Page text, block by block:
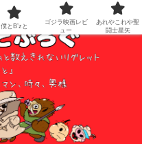
僕とB’zと
ゴジラ映画レビ
ュー
あれやこれや聖
闘士星矢